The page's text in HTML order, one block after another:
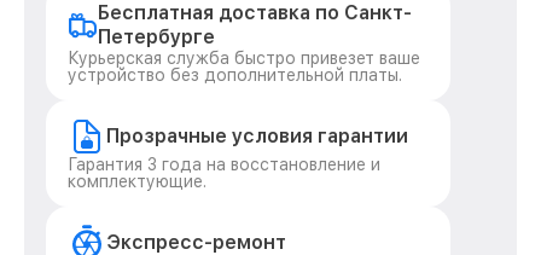
Бесплатная доставка по Санкт-
Петербурге
Курьерская служба быстро привезет ваше
устройство без дополнительной платы.
Прозрачные условия гарантии
Гарантия 3 года на восстановление и
комплектующие.
Экспресс-ремонт